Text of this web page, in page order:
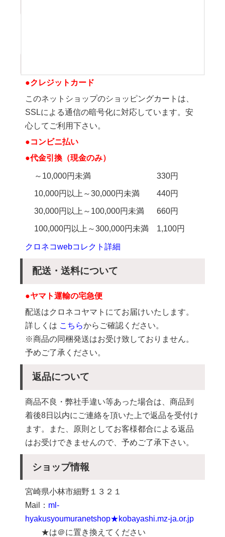
●クレジットカード
このネットショップのショッピングカートは、
SSLによる通信の暗号化に対応しています。安
心してご利用下さい。
●コンビニ払い
●代金引換（現金のみ）
～10,000円未満 330円
10,000円以上～30,000円未満 440円
30,000円以上～100,000円未満 660円
100,000円以上～300,000円未満 1,100円
クロネコwebコレクト詳細
配送・送料について
●ヤマト運輸の宅急便
配送はクロネコヤマトにてお届けいたします。
詳しくは こちらからご確認ください。
※商品の同梱発送はお受け致しておりません。
予めご了承ください。
返品について
商品不良・弊社手違い等あった場合は、商品到
着後8日以内にご連絡を頂いた上で返品を受付け
ます。また、原則としてお客様都合による返品
はお受けできませんので、予めご了承下さい。
ショップ情報
宮崎県小林市細野１３２１
Mail： ml-
hyakusyoumuranetshop★kobayashi.mz-ja.or.jp
★は＠に置き換えてください